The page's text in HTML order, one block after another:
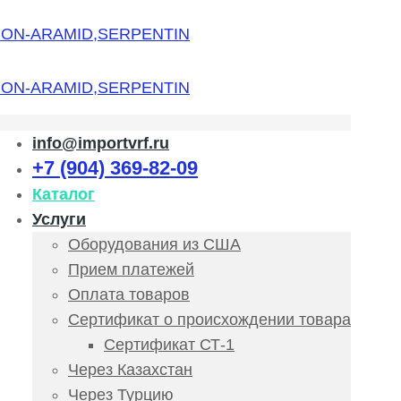
info@importvrf.ru
+7 (904) 369-82-09
Каталог
Услуги
Оборудования из США
Прием платежей
Оплата товаров
Сертификат о происхождении товара
Сертификат СТ-1
Через Казахстан
Через Турцию